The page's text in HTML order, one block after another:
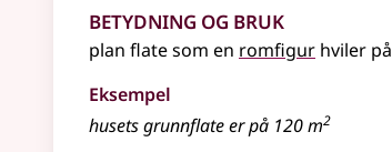
Betydning og bruk
plan flate som en romfigur hviler på
Eksempel
husetsgrunnflateer på 120 m2